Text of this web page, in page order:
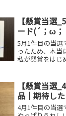
【懸賞当選
ード(´；ω；
5月1件目の当選
ったため、本当
私が懸賞をはじ
ため、本当に
ｯ今...
【懸賞当選
品｜期待し
4月1件目の当選